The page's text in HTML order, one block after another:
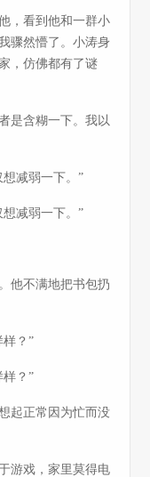
，看到他和一群小
骤然懵了。小涛身
，仿佛都有了谜
是含糊一下。我以
减弱一下。”
减弱一下。”
他不满地把书包扔
？”
？”
起正常因为忙而没
游戏，家里莫得电